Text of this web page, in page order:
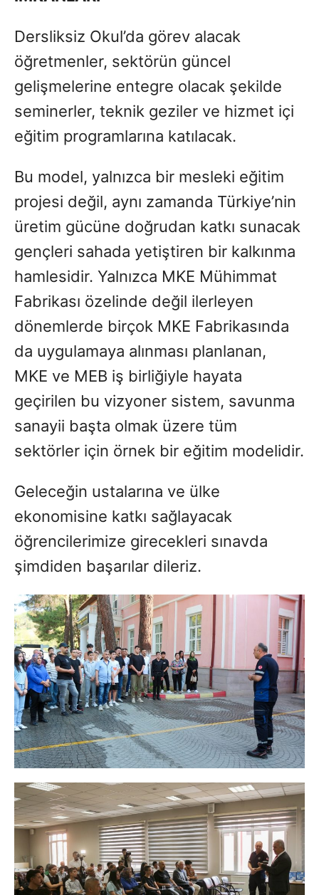
Dersliksiz Okul’da görev alacak
öğretmenler, sektörün güncel
gelişmelerine entegre olacak şekilde
seminerler, teknik geziler ve hizmet içi
eğitim programlarına katılacak.
Bu model, yalnızca bir mesleki eğitim
projesi değil, aynı zamanda Türkiye’nin
üretim gücüne doğrudan katkı sunacak
gençleri sahada yetiştiren bir kalkınma
hamlesidir. Yalnızca MKE Mühimmat
Fabrikası özelinde değil ilerleyen
dönemlerde birçok MKE Fabrikasında
da uygulamaya alınması planlanan,
MKE ve MEB iş birliğiyle hayata
geçirilen bu vizyoner sistem, savunma
sanayii başta olmak üzere tüm
sektörler için örnek bir eğitim modelidir.
Geleceğin ustalarına ve ülke
ekonomisine katkı sağlayacak
öğrencilerimize girecekleri sınavda
şimdiden başarılar dileriz.